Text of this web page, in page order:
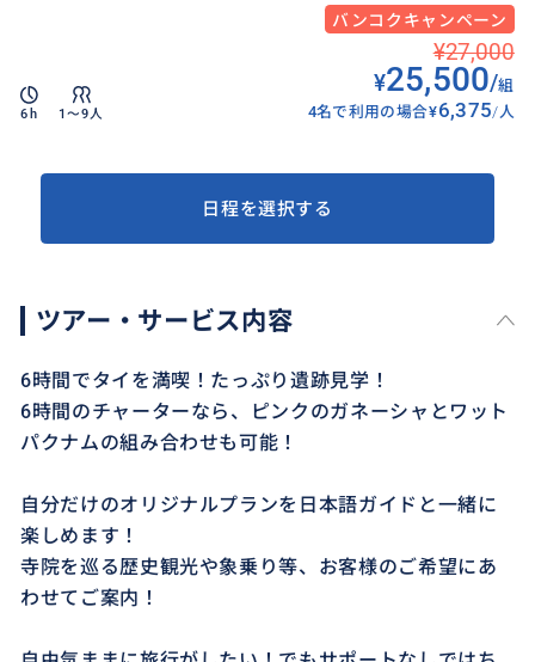
バンコクキャンペーン
6h 1〜9人
¥27,000
¥25,500/組
4名で利用の場合¥6,375/人
日程を選択する
ツアー・サービス内容
6時間でタイを満喫！たっぷり遺跡見学！
6時間のチャーターなら、ピンクのガネーシャとワット
パクナムの組み合わせも可能！
自分だけのオリジナルプランを日本語ガイドと一緒に
楽しめます！
寺院を巡る歴史観光や象乗り等、お客様のご希望にあ
わせてご案内！